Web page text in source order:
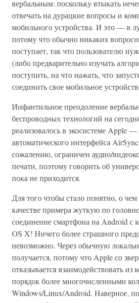
вербальным: поскольку втыкать
отвечать на дурацкие вопросы и
мобильного устройства. И это — в
потому что обычно никаких
поступает, так что пользователю
(либо предварительно изучать
поступить, на что нажать, что
соединить свое мобильное
Инфантильное преодоление
беспроводных технологий на
реализовалось в экосистеме Apple
автоматического интерфейса
сожалению, ограничен аудио/
печати, поэтому говорить об
пока не приходится.
Для того чтобы стало понятно, о
качестве примера жуткую по
соединение смартфона на Android с
OS X! Ничего более страшного
невозможно. Через обычную
получается, потому что Apple со
отказывается взаимодействовать из
порядок более многочисленными
Windows/Linux/Android. Наверное,